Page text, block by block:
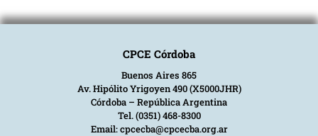
CPCE Córdoba
Buenos Aires 865
Av. Hipólito Yrigoyen 490 (X5000JHR)
Córdoba – República Argentina
Tel. (0351) 468-8300
Email: cpcecba@cpcecba.org.ar